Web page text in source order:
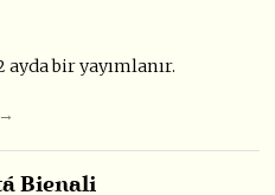
bir yayımlanır.
Bienali